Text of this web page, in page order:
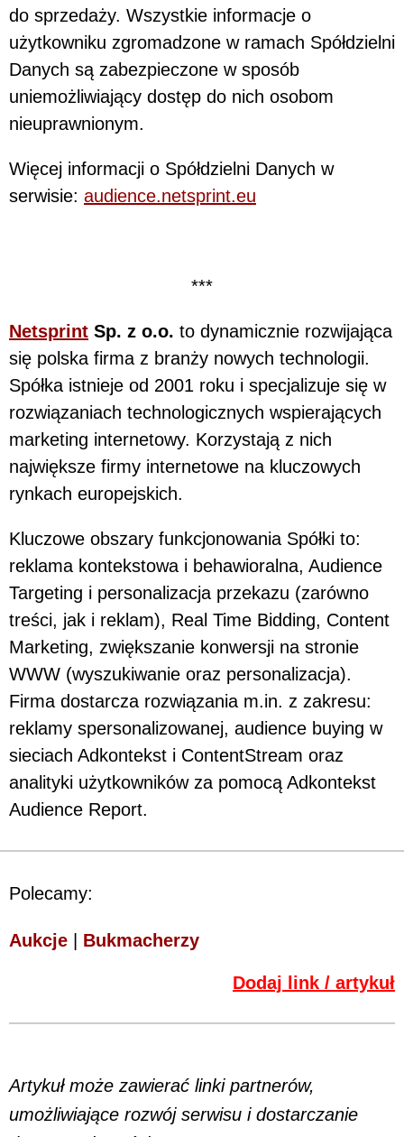
do sprzedaży. Wszystkie informacje o
użytkowniku zgromadzone w ramach Spółdzielni
Danych są zabezpieczone w sposób
uniemożliwiający dostęp do nich osobom
nieuprawnionym.
Więcej informacji o Spółdzielni Danych w
serwisie: audience.netsprint.eu
***
Netsprint Sp. z o.o. to dynamicznie rozwijająca
się polska firma z branży nowych technologii.
Spółka istnieje od 2001 roku i specjalizuje się w
rozwiązaniach technologicznych wspierających
marketing internetowy. Korzystają z nich
największe firmy internetowe na kluczowych
rynkach europejskich.
Kluczowe obszary funkcjonowania Spółki to:
reklama kontekstowa i behawioralna, Audience
Targeting i personalizacja przekazu (zarówno
treści, jak i reklam), Real Time Bidding, Content
Marketing, zwiększanie konwersji na stronie
WWW (wyszukiwanie oraz personalizacja).
Firma dostarcza rozwiązania m.in. z zakresu:
reklamy spersonalizowanej, audience buying w
sieciach Adkontekst i ContentStream oraz
analityki użytkowników za pomocą Adkontekst
Audience Report.
Polecamy:
Aukcje Bukmacherzy
Dodaj link / artykuł
Artykuł może zawierać linki partnerów,
umożliwiające rozwój serwisu i dostarczanie